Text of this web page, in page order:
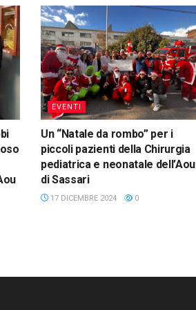
EVENTI
Un “Natale da rombo” per i
piccoli pazienti della Chirurgia
pediatrica e neonatale dell’Aou
di Sassari
17 DICEMBRE 2024 0